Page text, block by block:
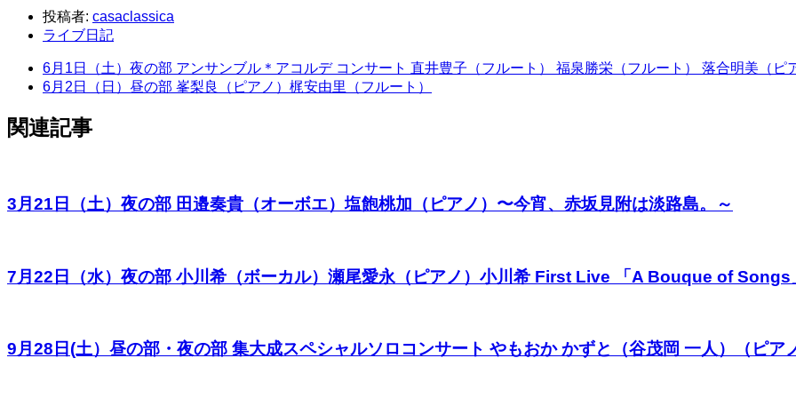
投稿者: casaclassica
ライブ日記
6月1日（土）夜の部 アンサンブル＊アコルデ コンサート 直井豊子（フルート） 福泉勝栄（フルート） 落合明美（ピ
6月2日（日）昼の部 峯梨良（ピアノ）梶安由里（フルート）
関連記事
3月21日（土）夜の部 田邉奏貴（オーボエ）塩飽桃加（ピアノ）〜今宵、赤坂見附は淡路島。～
7月22日（水）夜の部 小川希（ボーカル）瀬尾愛永（ピアノ）小川希 First Live 「A Bouque of Songs
9月28日(土）昼の部・夜の部 集大成スペシャルソロコンサート やもおか かずと（谷茂岡 一人）（ピア